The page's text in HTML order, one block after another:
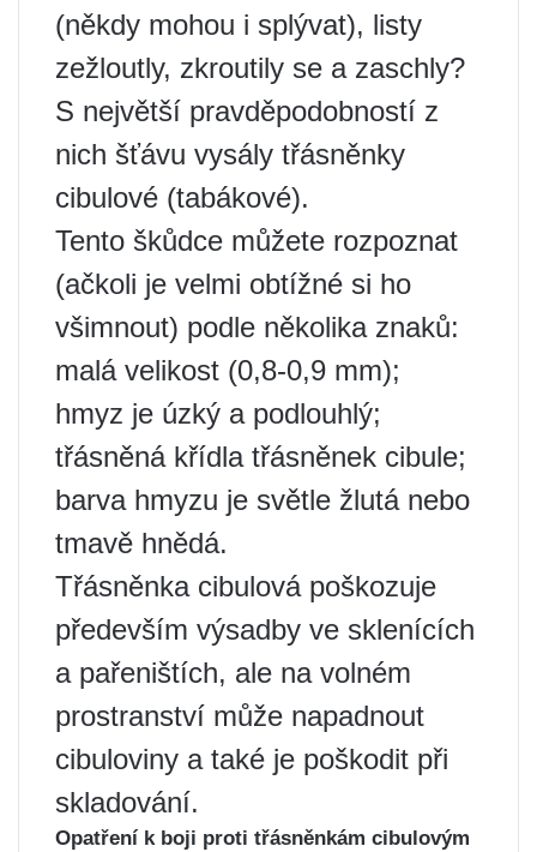
(někdy mohou i splývat), listy
zežloutly, zkroutily se a zaschly?
S největší pravděpodobností z
nich šťávu vysály třásněnky
cibulové (tabákové).
Tento škůdce můžete rozpoznat
(ačkoli je velmi obtížné si ho
všimnout) podle několika znaků:
malá velikost (0,8-0,9 mm);
hmyz je úzký a podlouhlý;
třásněná křídla třásněnek cibule;
barva hmyzu je světle žlutá nebo
tmavě hnědá.
Třásněnka cibulová poškozuje
především výsadby ve sklenících
a pařeništích, ale na volném
prostranství může napadnout
cibuloviny a také je poškodit při
skladování.
Opatření k boji proti třásněnkám cibulovým